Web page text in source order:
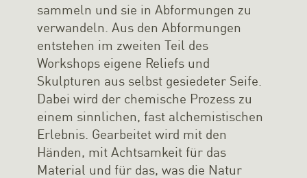
sammeln und sie in Abformungen zu
verwandeln. Aus den Abformungen
entstehen im zweiten Teil des
Workshops eigene Reliefs und
Skulpturen aus selbst gesiedeter Seife.
Dabei wird der chemische Prozess zu
einem sinnlichen, fast alchemistischen
Erlebnis. Gearbeitet wird mit den
Händen, mit Achtsamkeit für das
Material und für das, was die Natur